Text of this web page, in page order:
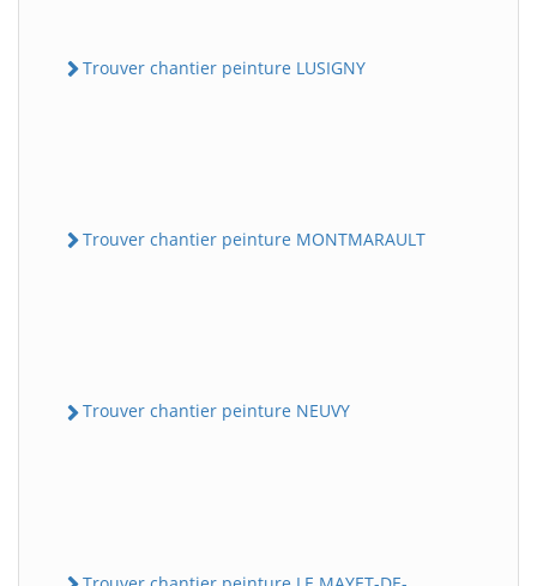
Trouver chantier peinture LUSIGNY
Trouver chantier peinture MONTMARAULT
Trouver chantier peinture NEUVY